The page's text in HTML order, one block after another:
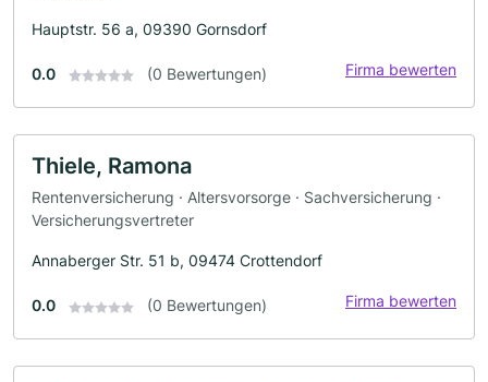
Hauptstr. 56 a, 09390 Gornsdorf
0.0 (0 Bewertungen) Firma bewerten
Thiele, Ramona
Rentenversicherung · Altersvorsorge · Sachversicherung ·
Versicherungsvertreter
Annaberger Str. 51 b, 09474 Crottendorf
0.0 (0 Bewertungen) Firma bewerten